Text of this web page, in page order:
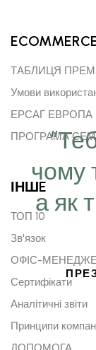
чому
а як
ТАБЛИЦЯ
Умови
ЕРСАГ ЕВРОПА
ПРОГРАМА
ІНШE
ТОП 10
Зв'язок
ОФІС-
Сертифікати
Аналітичні звіти
Принципи